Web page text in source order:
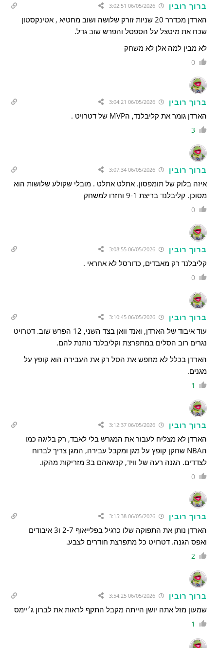
ברוך רובין 06/05/2026 3:02:51
הארדן מכדרר 20 שניות זורק שלושה ושוב מחטיא , אטינקסטון
שכח את מיטצל על הספסל והפרש שוב גדל.
לא מבין למה אלן לא משחק
0
ברוך רובין 06/05/2026 3:04:21
הארדן גומר את קליבלנד, הMVP של דטרויט .
3
ברוך רובין 06/05/2026 3:07:34
איזה בלוק של תומפסון. אתלט אתלט . מובלי שקולע שלושות הוא
מסוכן. קליבלנד בריצת 9-1 וחזרו למשחק
0
ברוך רובין 06/05/2026 3:08:55
קליבלנד רק מאבדים, כדורסל לא אחראי .
0
ברוך רובין 06/05/2026 3:10:45
עוד איבוד של הארדן, ואנד וואן בצד השני, 12 הפרש שוב. דטרויט
נגרים רוב הסלים במתפרצת וקליבלנד נותנת להם.
הארדן בכלל לא מחפש את הסל רק את העבירה הוא קופץ על
מגנים.
1
ברוך רובין 06/05/2026 3:12:37
הארדן לא מצליח לעבור את המגרש בלי לאבד, רק בליגה כמו
הNBA שחקן קופץ על מגן ומקבל עבירה, המגן צריך לברוח
לצדדים. הגנה רעה של וויד, קניגאהם ב3 מזריקות מהקו.
0
ברוך רובין 06/05/2026 3:15:38
הארדן נותן את התפוקה שלו כרגיל בפלייאוף 2-7 ו3 איבודים
ואפס הגנה. דטרויט כל מתפרצת חודרים לצבע.
2
ברוך רובין 06/05/2026 3:54:25
שמעון מזל אתה יושן הייתה מקבל התקף לראות את לברון ג׳יימס
1